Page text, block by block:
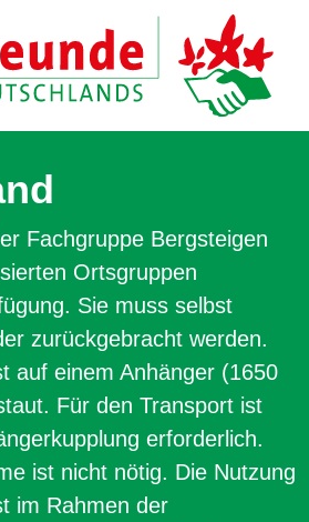
Fachgruppe Bergsteigen
Ortsgruppen
Sie muss selbst
zurückgebracht werden.
auf einem Anhänger (1650
Für den Transport ist
erforderlich.
ist nicht nötig. Die Nutzung
im Rahmen der